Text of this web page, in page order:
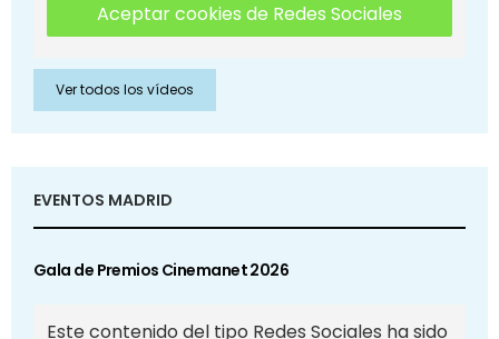
Aceptar cookies de Redes Sociales
Ver todos los vídeos
EVENTOS MADRID
Gala de Premios Cinemanet 2026
Este contenido del tipo Redes Sociales ha sido